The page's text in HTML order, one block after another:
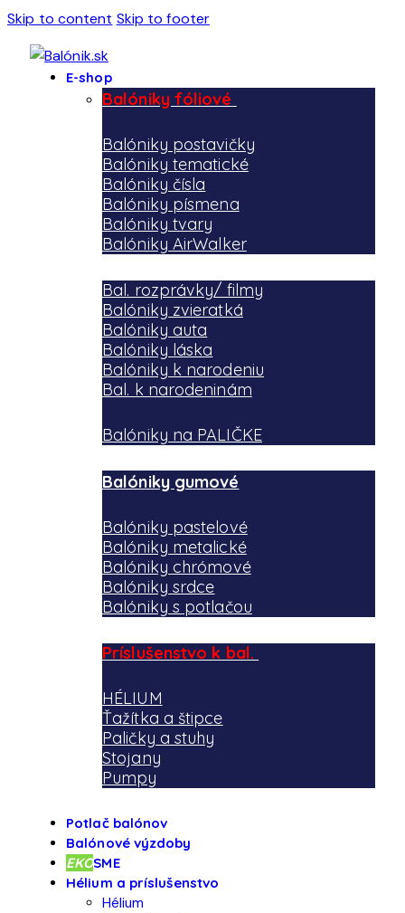
Skip to content Skip to footer
E-shop
Balóniky fóliové
Balóniky postavičky
Balóniky tematické
Balóniky čísla
Balóniky písmena
Balóniky tvary
Balóniky AirWalker
Bal. rozprávky/ filmy
Balóniky zvieratká
Balóniky auta
Balóniky láska
Balóniky k narodeniu
Bal. k narodeninám
Balóniky na PALIČKE
Balóniky gumové
Balóniky pastelové
Balóniky metalické
Balóniky chrómové
Balóniky srdce
Balóniky s potlačou
Príslušenstvo k bal.
HÉLIUM
Ťažítka a štipce
Paličky a stuhy
Stojany
Pumpy
Potlač balónov
Balónové výzdoby
EKOSME
Hélium a príslušenstvo
Hélium